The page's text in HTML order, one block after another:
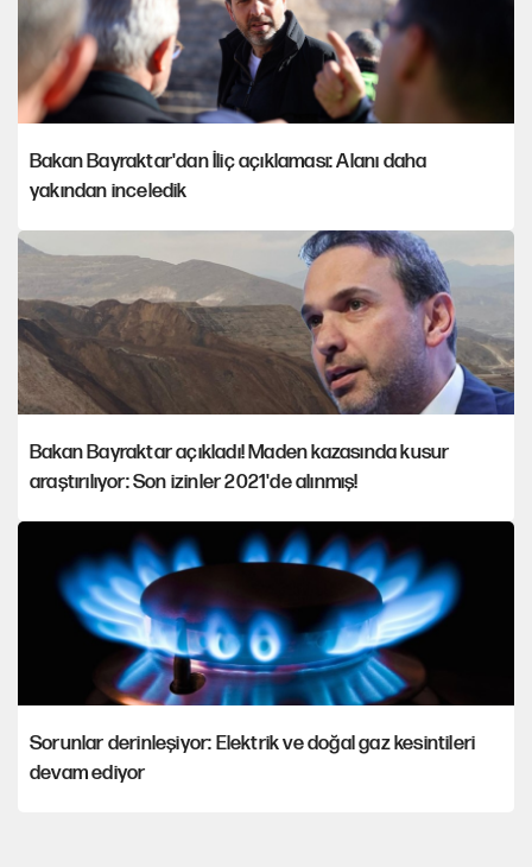
Bakan Bayraktar'dan İliç açıklaması: Alanı daha
yakından inceledik
Bakan Bayraktar açıkladı! Maden kazasında kusur
araştırılıyor: Son izinler 2021'de alınmış!
Sorunlar derinleşiyor: Elektrik ve doğal gaz kesintileri
devam ediyor